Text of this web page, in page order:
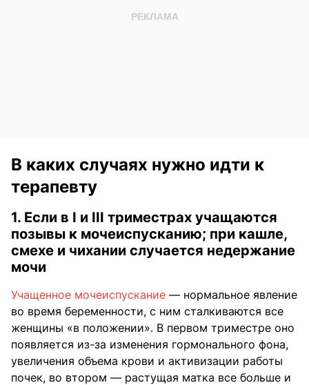
В каких случаях нужно идти к
терапевту
1. Если в I и III триместрах учащаются
позывы к мочеиспусканию; при кашле,
смехе и чихании случается недержание
мочи
Учащенное мочеиспускание — нормальное явление
во время беременности, с ним сталкиваются все
женщины «в положении». В первом триместре оно
появляется из-за изменения гормонального фона,
увеличения объема крови и активизации работы
почек, во втором — растущая матка все больше и